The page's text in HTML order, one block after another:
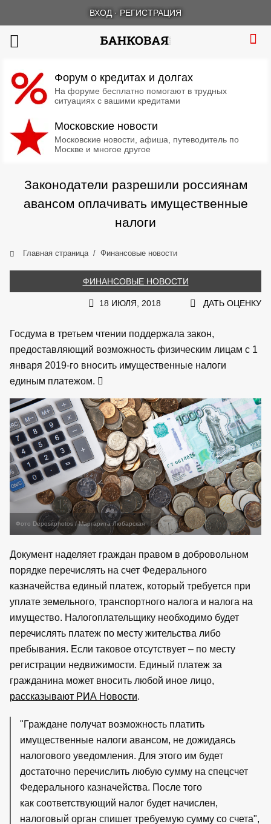
ВХОД · РЕГИСТРАЦИЯ
Форум о кредитах и долгах
На форуме бесплатно помогают в трудных
ситуациях с вашими кредитами
Московские новости
Московские новости, афиша, путеводитель по
Москве и многое другое
Законодатели разрешили россиянам
авансом оплачивать имущественные
налоги
Главная страница Финансовые новости
ФИНАНСОВЫЕ НОВОСТИ
18 ИЮЛЯ, 2018 ДАТЬ ОЦЕНКУ
Госдума в третьем чтении поддержала закон,
предоставляющий возможность физическим лицам с 1
января 2019-го вносить имущественные налоги
единым платежом.
Фото Depositphotos / Маргарита Любарская
Документ наделяет граждан правом в добровольном
порядке перечислять на счет Федерального
казначейства единый платеж, который требуется при
уплате земельного, транспортного налога и налога на
имущество. Налогоплательщику необходимо будет
перечислять платеж по месту жительства либо
пребывания. Если таковое отсутствует – по месту
регистрации недвижимости. Единый платеж за
гражданина может вносить любой иное лицо,
рассказывают РИА Новости.
"Граждане получат возможность платить
имущественные налоги авансом, не дожидаясь
налогового уведомления. Для этого им будет
достаточно перечислить любую сумму на спецсчет
Федерального казначейства. После того
как соответствующий налог будет начислен,
налоговый орган спишет требуемую сумму со счета",